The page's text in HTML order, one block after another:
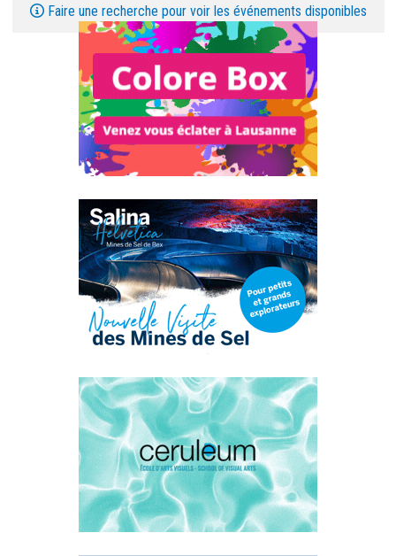
Faire une recherche pour voir les événements disponibles